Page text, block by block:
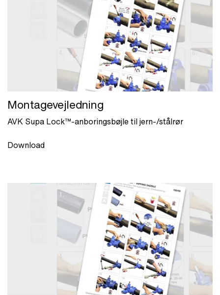
Montagevejledning
AVK Supa Lock™-anboringsbøjle til jern-/stålrør
Download